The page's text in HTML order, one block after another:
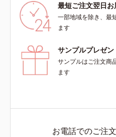
最短ご注文翌日お
一部地域を除き、最
ます
サンプルプレゼン
サンプルはご注文商
ます
お電話でのご注